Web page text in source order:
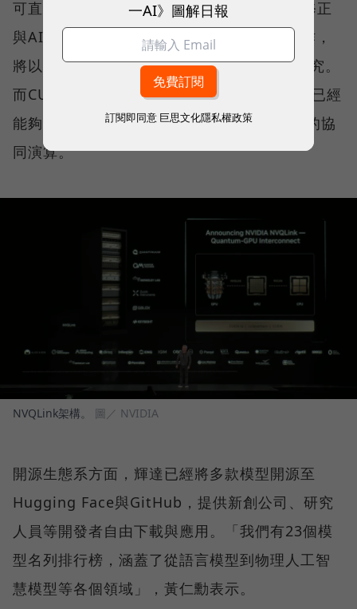
可直接連結量子電腦與GPU，用於量子誤差修正
與AI協同運算。美國能源部已宣布與輝達合作，
將以此技術建置7座AI超級電腦，推進科學研究。
而CUDA系也持續演進中，其中CUDA-Q平台已經
能夠配合NVQLink，來計算量子電腦與GPU的協
同演算。
NVQLink架構。 圖／ NVIDIA
開源生態系方面，輝達已經將多款模型開源至
Hugging Face與GitHub，提供新創公司、研究
人員等開發者自由下載與應用。「我們有23個模
型名列排行榜，涵蓋了從語言模型到物理人工智
慧模型等各個領域」，黃仁勳表示。
一AI》圖解日報
訂閱即同意 巨思文化隱私權政策